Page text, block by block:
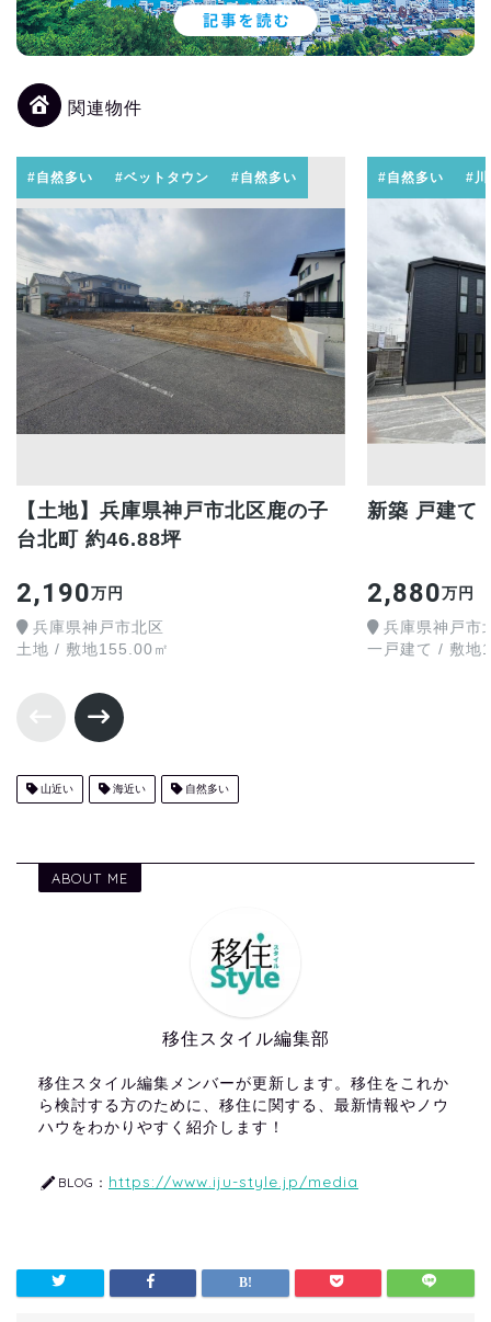
関連物件
#自然多い #ベットタウン #自然多い
【土地】兵庫県神戸市北区鹿の子
台北町 約46.88坪
2,190万円
兵庫県神戸市北区
土地 / 敷地155.00㎡
#自然多い #川
新築 戸建て
2,880万円
兵庫県神戸市
一戸建て / 敷地
山近い 海近い 自然多い
ABOUT ME
移住スタイル編集部
移住スタイル編集メンバーが更新します。移住をこれか
ら検討する方のために、移住に関する、最新情報やノウ
ハウをわかりやすく紹介します！
BLOG： https://www.iju-style.jp/media